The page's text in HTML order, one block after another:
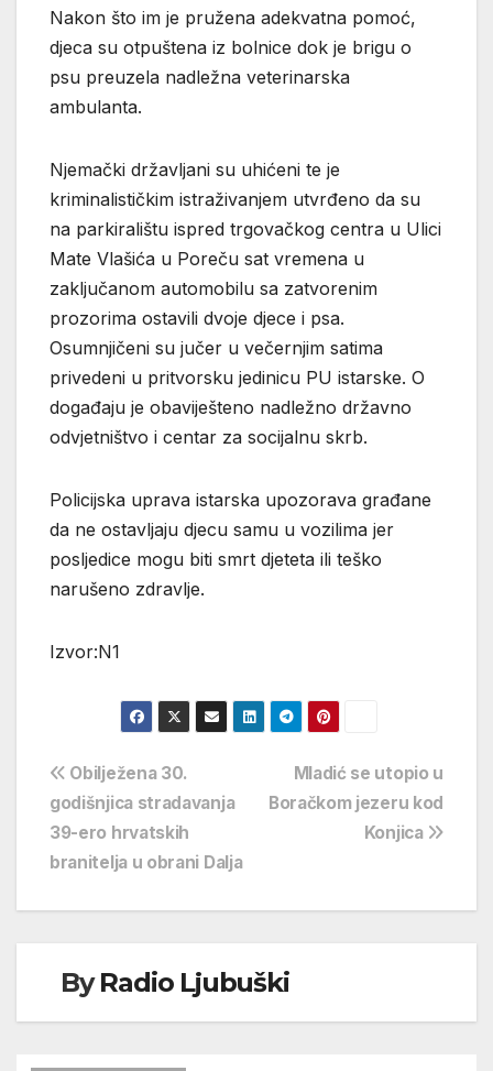
Nakon što im je pružena adekvatna pomoć,
djeca su otpuštena iz bolnice dok je brigu o
psu preuzela nadležna veterinarska
ambulanta.
Njemački državljani su uhićeni te je
kriminalističkim istraživanjem utvrđeno da su
na parkiralištu ispred trgovačkog centra u Ulici
Mate Vlašića u Poreču sat vremena u
zaključanom automobilu sa zatvorenim
prozorima ostavili dvoje djece i psa.
Osumnjičeni su jučer u večernjim satima
privedeni u pritvorsku jedinicu PU istarske. O
događaju je obaviješteno nadležno državno
odvjetništvo i centar za socijalnu skrb.
Policijska uprava istarska upozorava građane
da ne ostavljaju djecu samu u vozilima jer
posljedice mogu biti smrt djeteta ili teško
narušeno zdravlje.
Izvor:N1
Navigacija
objava
Mladić se utopio u
Boračkom jezeru kod
Konjica
Obilježena 30.
godišnjica stradavanja
39-ero hrvatskih
branitelja u obrani Dalja
ByRadio Ljubuški